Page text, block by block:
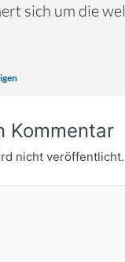
sich um die
Kommentar
nicht veröffentlicht.